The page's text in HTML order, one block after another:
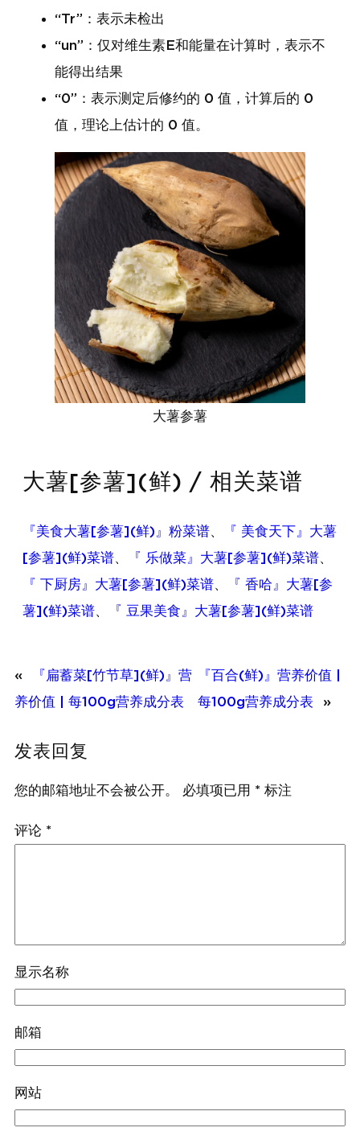
“Tr”：表示未检出
“un”：仅对维生素E和能量在计算时，表示不
能得出结果
“0”：表示测定后修约的 0 值，计算后的 0
值，理论上估计的 0 值。
大薯参薯
大薯[参薯](鲜) / 相关菜谱
『美食大薯[参薯](鲜)』粉菜谱、
『 美食天下』大薯
[参薯](鲜)菜谱、 『 乐做菜』大薯[参薯](鲜)菜谱、
『 下厨房』大薯[参薯](鲜)菜谱、
『 香哈』大薯[参
薯](鲜)菜谱、 『 豆果美食』大薯[参薯](鲜)菜谱
«
『扁蓄菜[竹节草](鲜)』营
养价值 | 每100g营养成分表
『百合(鲜)』营养价值 |
每100g营养成分表
»
发表回复
您的邮箱地址不会被公开。 必填项已用 * 标注
评论 *
显示名称
邮箱
网站